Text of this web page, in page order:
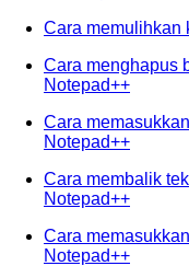
Cara memulihkan
Cara menghapus
Notepad++
Cara
Notepad++
Cara membalik
Notepad++
Cara
Notepad++